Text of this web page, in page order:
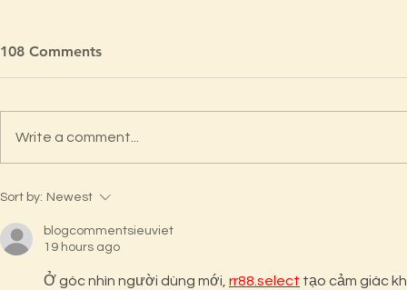
108 Comments
Write a comment...
Sort by: Newest
blogcommentsieuviet
19 hours ago
Ở góc nhìn người dùng mới, rr88.select tạo cảm giác